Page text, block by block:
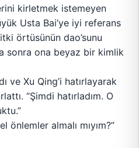
kirletmek istemeyen
Usta Bai’ye iyi referans
örtüsünün dao’sunu
sonra ona beyaz bir kimlik
ve Xu Qing’i hatırlayarak
“Şimdi hatırladım. O
önlemler almalı mıyım?”